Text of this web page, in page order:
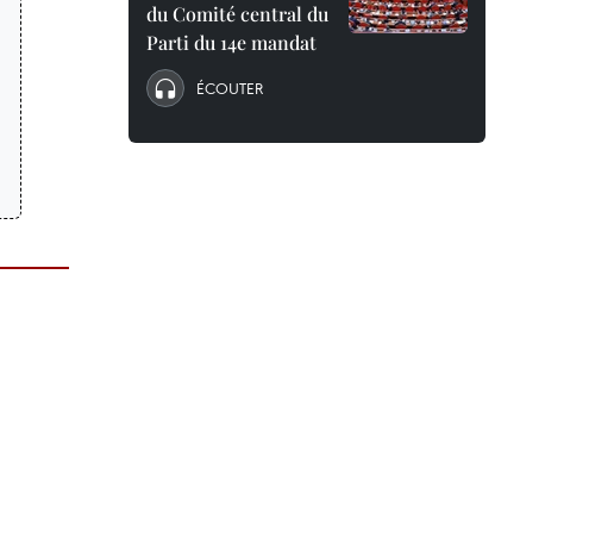
du Comité central du
Parti du 14e mandat
ÉCOUTER